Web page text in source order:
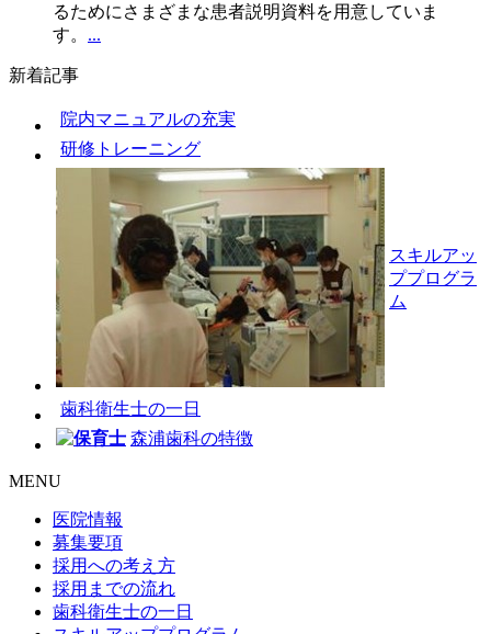
るためにさまざまな患者説明資料を用意していま
す。 ...
新着記事
院内マニュアルの充実
研修トレーニング
スキルアッ
ププログラ
ム
歯科衛生士の一日
森浦歯科の特徴
MENU
医院情報
募集要項
採用への考え方
採用までの流れ
歯科衛生士の一日